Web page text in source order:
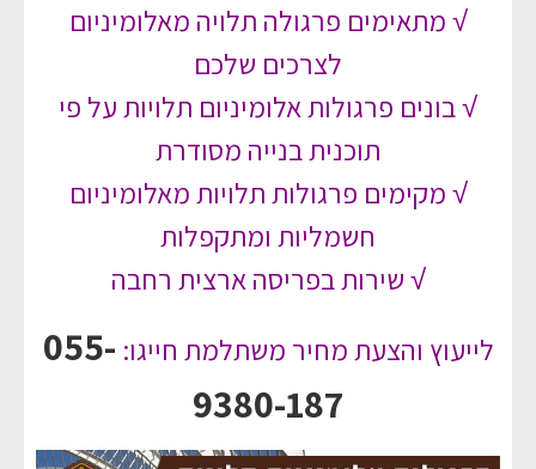
√ מתאימים פרגולה תלויה מאלומיניום
לצרכים שלכם
√ בונים פרגולות אלומיניום תלויות על פי
תוכנית בנייה מסודרת
√ מקימים פרגולות תלויות מאלומיניום
חשמליות ומתקפלות
√ שירות בפריסה ארצית רחבה
לייעוץ והצעת מחיר משתלמת חייגו: 055-
9380-187